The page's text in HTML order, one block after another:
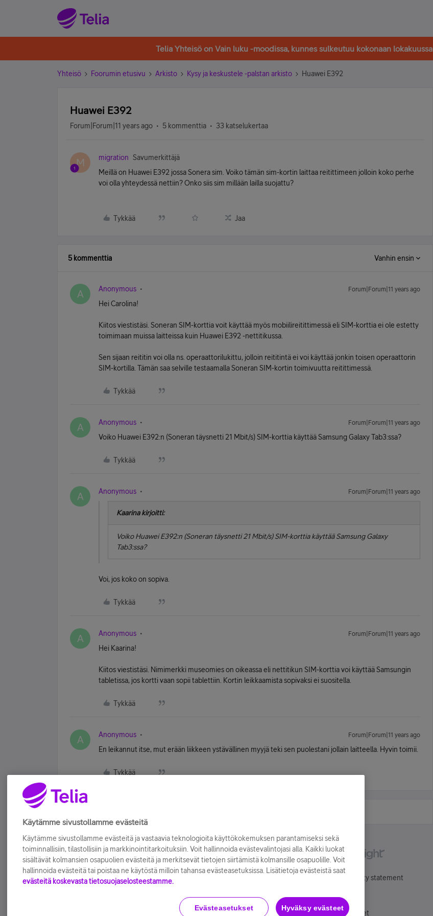
Telia Yhteisö on Vain luku -moodissa, kunnes sulkeutuu kokonaan lokakuussa
Yhteisö Foorumin etusivu Arkisto Kysy ja keskustele -palstan arkisto Huawei E392
Huawei E392
Forum|Forum|11 years ago 5 kommenttia 33 katselukertaa
M migration
Savumerkittäjä
Meillä on Huawei E392 jossa Sonera sim. Voiko tämän sim-kortin laittaa reitittimeen jolloin koko perhe
voi olla yhteydessä nettiin? Onko siis sim millään lailla suojattu?
Tykkää Jaa
5 kommenttia Vanhin ensin
A Anonymous Forum|Forum|11 years ago
Hei Carolina!
Kiitos viestistäsi. Soneran SIM-korttia voit käyttää myös mobiilireitittimessä eli SIM-korttia ei ole estetty
toimimaan muissa laitteissa kuin Huawei E392 -nettitikussa.
Sen sijaan reititin voi olla ns. operaattorilukittu, jolloin reititintä ei voi käyttää jonkin toisen operaattorin
SIM-kortilla. Tämän saa selville testaamalla Soneran SIM-kortin toimivuutta reitittimessä.
Tykkää
A Anonymous Forum|Forum|11 years ago
Voiko Huawei E392:n (Soneran täysnetti 21 Mbit/s) SIM-korttia käyttää Samsung Galaxy Tab3:ssa?
Tykkää
A Anonymous Forum|Forum|11 years ago
Kaarina kirjoitti:
Voiko Huawei E392:n (Soneran täysnetti 21 Mbit/s) SIM-korttia käyttää Samsung Galaxy
Tab3:ssa?
Voi, jos koko on sopiva.
Tykkää
A Anonymous Forum|Forum|11 years ago
Hei Kaarina!
Kiitos viestistäsi. Nimimerkki museomies on oikeassa eli nettitikun SIM-korttia voi käyttää Samsungin
tabletissa, jos kortti vaan sopii tablettiin. Kortin leikkaamista sopivaksi ei suositella.
Tykkää
A Anonymous Forum|Forum|11 years ago
En leikannut itse, mut erään liikkeen ystävällinen myyjä teki sen puolestani jollain laitteella. Hyvin toimii.
Tykkää
Accessibility statement
Evästeasetukset
Käytämme sivustollamme evästeitä
Käytämme sivustollamme evästeitä ja vastaavia teknologioita käyttökokemuksen parantamiseksi sekä
toiminnallisiin, tilastollisiin ja markkinointitarkoituksiin. Voit hallinnoida evästevalintojasi alla. Kaikki luokat
sisältävät kolmansien osapuolien evästeitä ja merkitsevät tietojen siirtämistä kolmansille osapuolille. Voit
hallinnoida evästeitä tai poistaa ne käytöstä milloin tahansa evästeasetuksissa. Lisätietoja evästeistä saat
evästeitä koskevasta tietosuojaselosteestamme.
Evästeasetukset Hyväksy evästeet